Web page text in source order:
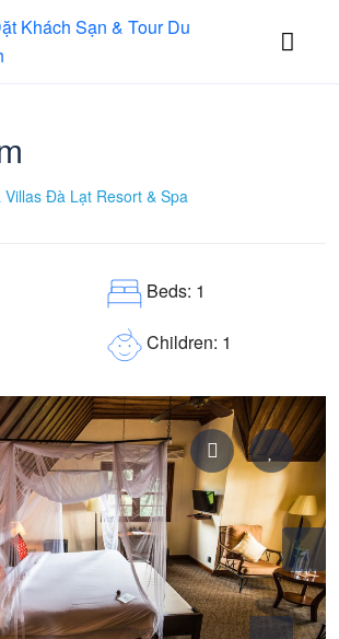
Đà Lạt Resort & Spa
Beds: 1
Children: 1